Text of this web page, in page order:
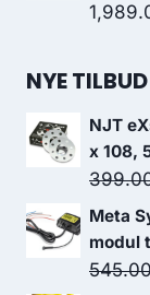
NYE TILBUD
NJT
x 108,
Meta
modul